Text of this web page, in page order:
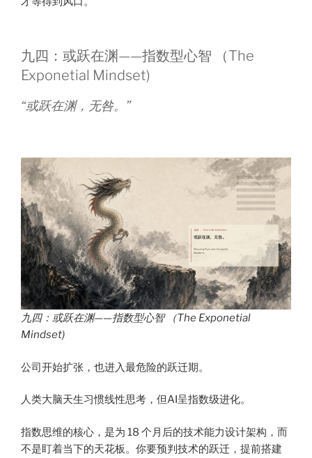
九四：或跃在渊——指数型心智 （The
Exponetial Mindset)
“或跃在渊，无咎。”
九四：或跃在渊——指数型心智 （The Exponetial
Mindset)
公司开始扩张，也进入最危险的跃迁期。
人类大脑天生习惯线性思考，但AI呈指数级进化。
指数思维的核心，是为 18 个月后的技术能力设计架构，而
不是盯着当下的天花板。你要预判技术的跃迁，提前搭建